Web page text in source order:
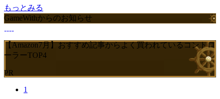
もっとみる
GameWithからのお知らせ
【Amazon7月】おすすめ記事からよく買われているコントロ
ーラーTOP4
PR
1